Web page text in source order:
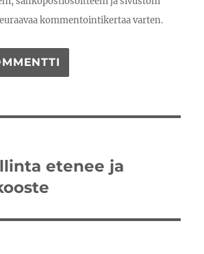
kommentointikertaa varten.
etenee ja